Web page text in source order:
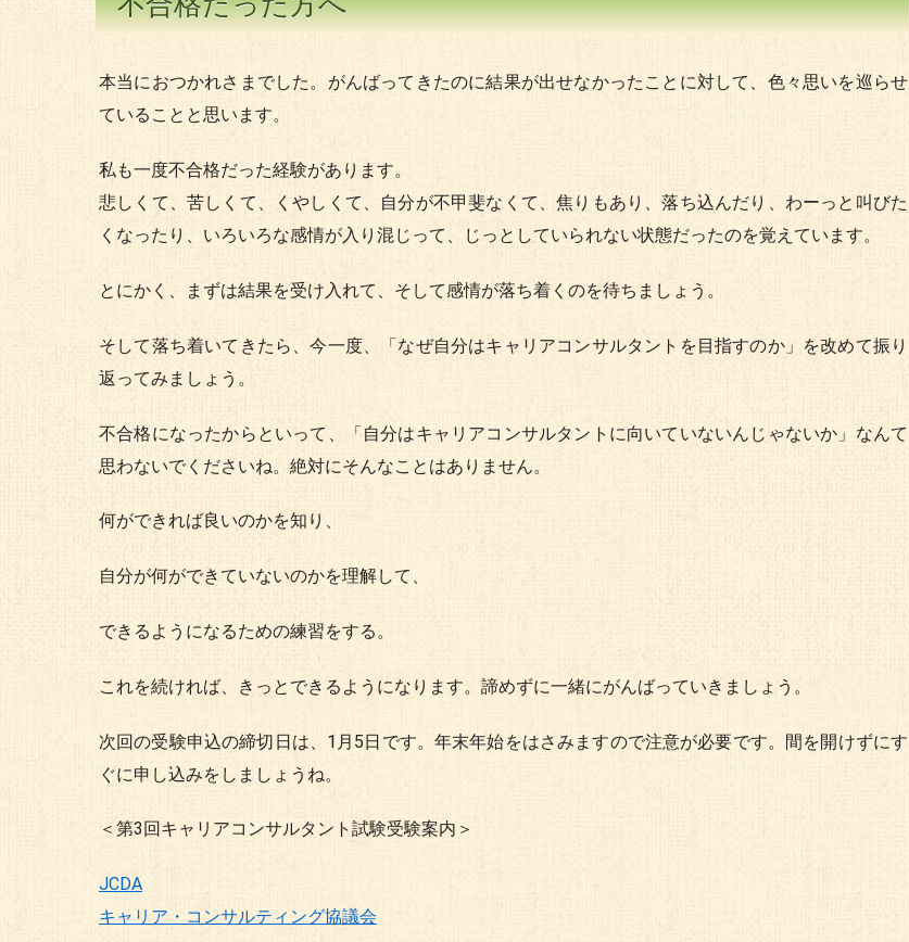
本当におつかれさまでした。がんばってきたのに結果が出せなかったことに対して、色々思いを巡らせ
ていることと思います。
私も一度不合格だった経験があります。
悲しくて、苦しくて、くやしくて、自分が不甲斐なくて、焦りもあり、落ち込んだり、わーっと叫びた
くなったり、いろいろな感情が入り混じって、じっとしていられない状態だったのを覚えています。
とにかく、まずは結果を受け入れて、そして感情が落ち着くのを待ちましょう。
そして落ち着いてきたら、今一度、「なぜ自分はキャリアコンサルタントを目指すのか」を改めて振り
返ってみましょう。
不合格になったからといって、「自分はキャリアコンサルタントに向いていないんじゃないか」なんて
思わないでくださいね。絶対にそんなことはありません。
何ができれば良いのかを知り、
自分が何ができていないのかを理解して、
できるようになるための練習をする。
これを続ければ、きっとできるようになります。諦めずに一緒にがんばっていきましょう。
次回の受験申込の締切日は、1月5日です。年末年始をはさみますので注意が必要です。間を開けずにす
ぐに申し込みをしましょうね。
＜第3回キャリアコンサルタント試験受験案内＞
JCDA
キャリア・コンサルティング協議会